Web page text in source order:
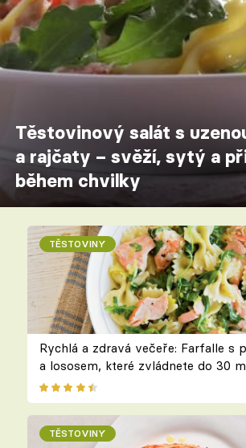
Těstovinový salát s
a rajčaty – svěží, sytý a
během chvilky
TĚSTOVINY
Rychlá a zdravá večeře: Farfalle s
a lososem, které zvládnete do 30
TĚSTOVINY